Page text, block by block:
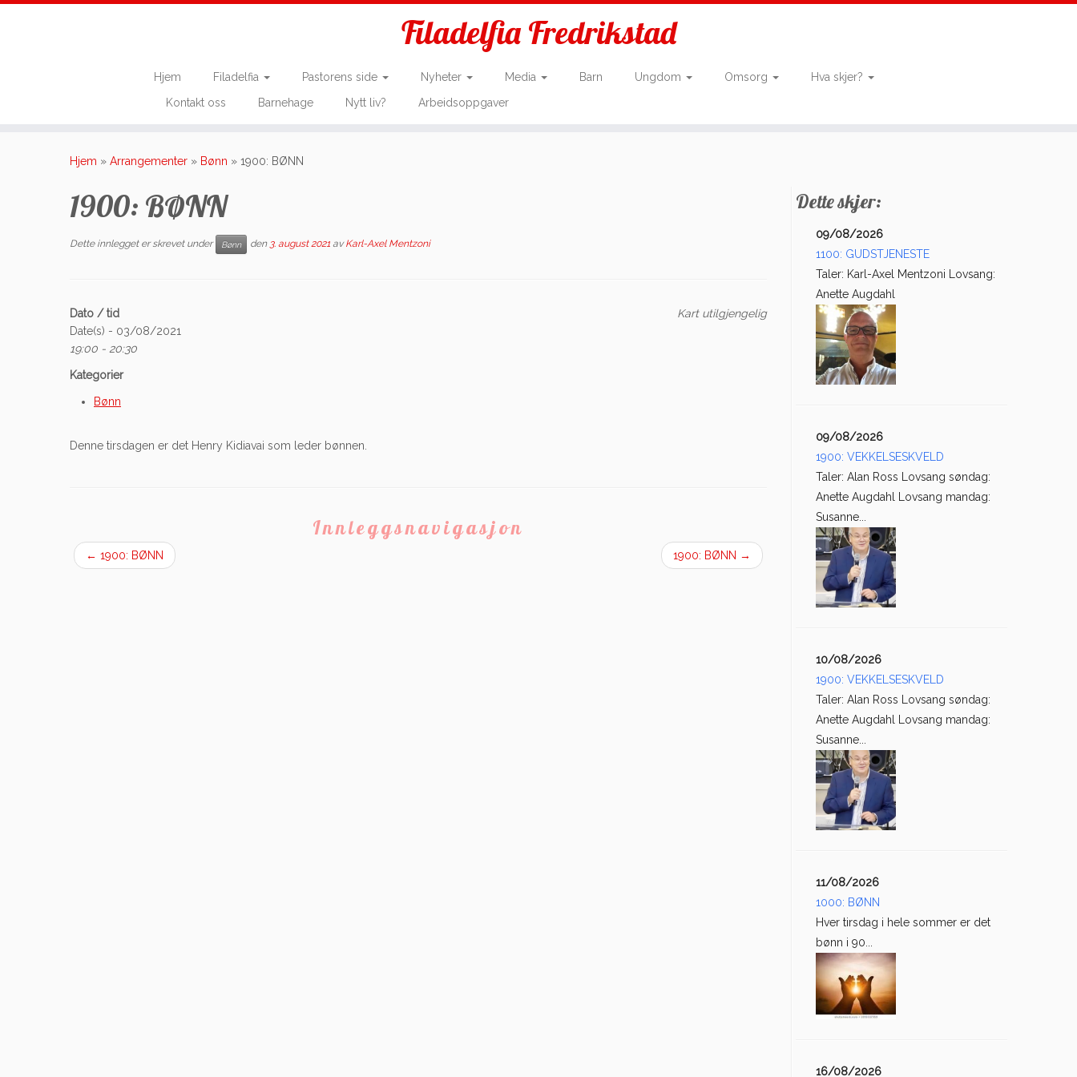
Filadelfia Fredrikstad
Hjem Filadelfia Pastorens side Nyheter Media Barn Ungdom Omsorg
Hva skjer?
Kontakt oss
Barnehage Nytt liv? Arbeidsoppgaver
Hjem » Arrangementer » Bønn » 1900: BØNN
1900: BØNN
Dette innlegget er skrevet under Bønn den 3. august 2021 avKarl-Axel Mentzoni
Kart utilgjengelig
Dato / tid
Date(s) - 03/08/2021
19:00 - 20:30
Kategorier
Bønn
Denne tirsdagen er det Henry Kidiavai som leder bønnen.
Innleggsnavigasjon
← 1900: BØNN 1900: BØNN →
Dette skjer:
09/08/2026
1100: GUDSTJENESTE
Taler: Karl-Axel Mentzoni Lovsang:
Anette Augdahl
09/08/2026
1900: VEKKELSESKVELD
Taler: Alan Ross Lovsang søndag:
Anette Augdahl Lovsang mandag:
Susanne...
10/08/2026
1900: VEKKELSESKVELD
Taler: Alan Ross Lovsang søndag:
Anette Augdahl Lovsang mandag:
Susanne...
11/08/2026
1000: BØNN
Hver tirsdag i hele sommer er det
bønn i 90...
16/08/2026